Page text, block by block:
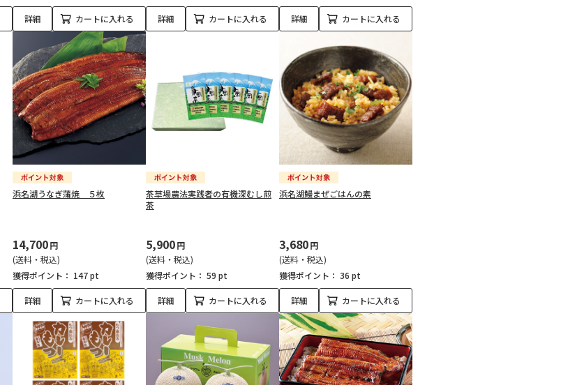
詳細 カートに入れる 詳細 カートに入れる 詳細 カートに入れる
浜名湖うなぎ蒲焼 ５枚
14,700円
(送料・税込)
獲得ポイント： 147 pt
詳細 カートに入れる
茶草場農法実践者の有機深むし煎
茶
5,900円
(送料・税込)
獲得ポイント： 59 pt
詳細 カートに入れる
浜名湖鰻まぜごはんの素
3,680円
(送料・税込)
獲得ポイント： 36 pt
詳細 カートに入れる